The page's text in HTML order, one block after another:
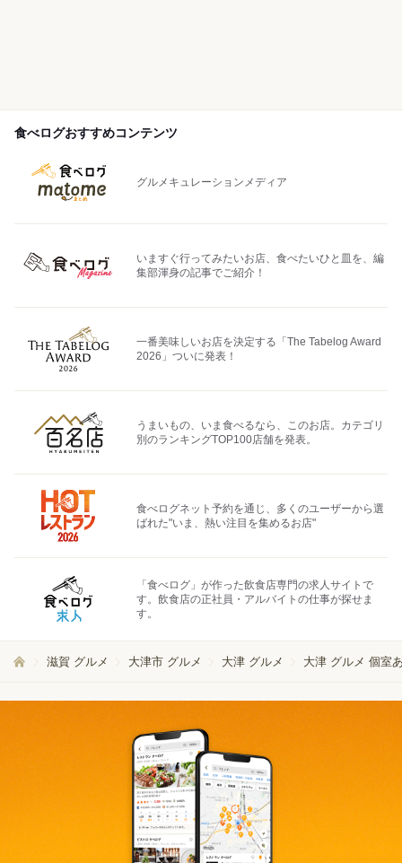
食べログおすすめコンテンツ
グルメキュレーションメディア
いますぐ行ってみたいお店、食べたいひと皿を、編
集部渾身の記事でご紹介！
一番美味しいお店を決定する「The Tabelog Award
2026」ついに発表！
うまいもの、いま食べるなら、このお店。カテゴリ
別のランキングTOP100店舗を発表。
食べログネット予約を通じ、多くのユーザーから選
ばれた"いま、熱い注目を集めるお店"
「食べログ」が作った飲食店専門の求人サイトで
す。飲食店の正社員・アルバイトの仕事が探せま
す。
滋賀 グルメ 大津市 グルメ 大津 グルメ 大津 グルメ 個室